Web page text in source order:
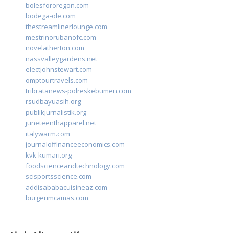
bolesfororegon.com
bodega-ole.com
thestreamlinerlounge.com
mestrinorubanofc.com
novelatherton.com
nassvalleygardens.net
electjohnstewart.com
omptourtravels.com
tribratanews-polreskebumen.com
rsudbayuasih.org
publikjurnalistik.org
juneteenthapparel.net
italywarm.com
journaloffinanceeconomics.com
kvk-kumari.org
foodscienceandtechnology.com
scisportsscience.com
addisababacuisineaz.com
burgerimcamas.com